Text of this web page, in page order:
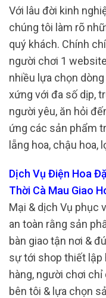
Với lâu đời kinh
chúng tôi làm rõ
quý khách. Chính
người chơi 1
nhiều lựa chọn
xứng với đa số dịp,
người yêu, ăn hỏi
ứng các sản phẩm
lẵng hoa, chậu hoa,
Dịch Vụ Điện Hoa
Thời Cà Mau Giao
Mại & dịch Vụ phục
an toàn rằng sản
bàn giao tận nơi &
sự tới shop thiết lập
hàng, người chơi
bên tôi & lựa chọn